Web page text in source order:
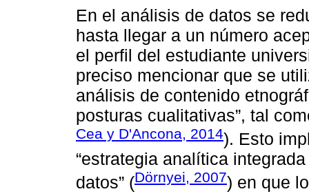
En el análisis de datos se
hasta llegar a un número
el perfil del estudiante
preciso mencionar que se
análisis de contenido
posturas cualitativas”, tal
Cea y D'Ancona, 2014). Esto
“estrategia analítica
datos” (Dörnyei, 2007) en que